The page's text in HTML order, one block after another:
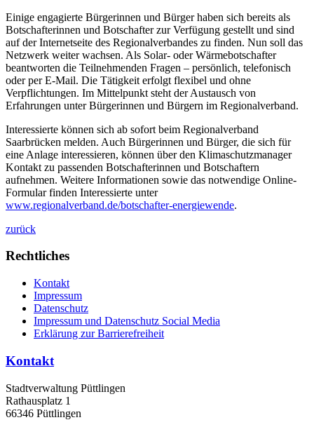
Einige engagierte Bürgerinnen und Bürger haben sich bereits als
Botschafterinnen und Botschafter zur Verfügung gestellt und sind
auf der Internetseite des Regionalverbandes zu finden. Nun soll das
Netzwerk weiter wachsen. Als Solar- oder Wärmebotschafter
beantworten die Teilnehmenden Fragen – persönlich, telefonisch
oder per E-Mail. Die Tätigkeit erfolgt flexibel und ohne
Verpflichtungen. Im Mittelpunkt steht der Austausch von
Erfahrungen unter Bürgerinnen und Bürgern im Regionalverband.
Interessierte können sich ab sofort beim Regionalverband
Saarbrücken melden. Auch Bürgerinnen und Bürger, die sich für
eine Anlage interessieren, können über den Klimaschutzmanager
Kontakt zu passenden Botschafterinnen und Botschaftern
aufnehmen. Weitere Informationen sowie das notwendige Online-
Formular finden Interessierte unter
www.regionalverband.de/botschafter-energiewende.
zurück
Rechtliches
Kontakt
Impressum
Datenschutz
Impressum und Datenschutz Social Media
Erklärung zur Barrierefreiheit
Kontakt
Stadtverwaltung Püttlingen
Rathausplatz 1
66346 Püttlingen